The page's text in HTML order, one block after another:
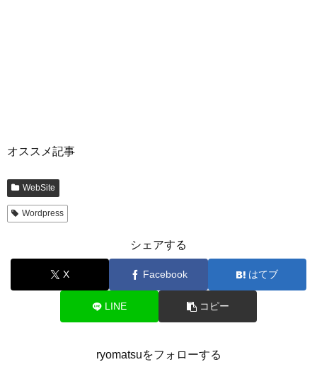
オススメ記事
WebSite
Wordpress
シェアする
X Facebook はてブ
LINE コピー
ryomatsuをフォローする